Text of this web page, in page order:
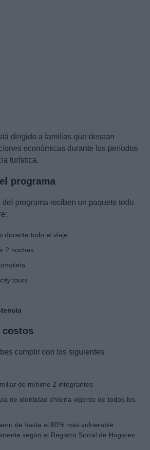
dirigido a familias que desean
económicas durante los períodos
turística.
programa
del programa reciben un paquete todo
durante todo el viaje
2 noches
tours
costos
cumplir con los siguientes
de mínimo 2 integrantes
de identidad chilena vigente de todos los
de hasta el 80% más vulnerable
según el Registro Social de Hogares